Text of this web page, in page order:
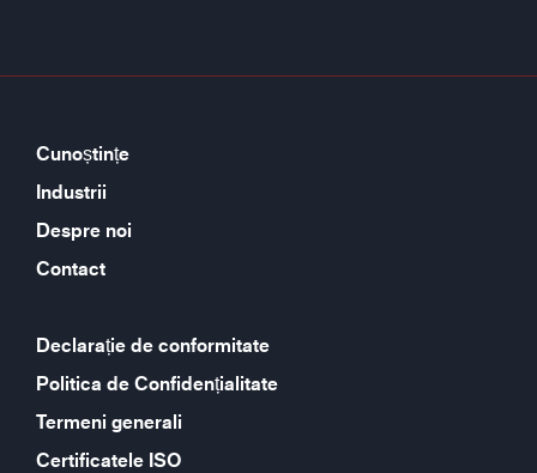
Cunoștințe
Industrii
Despre noi
Contact
Declarație de conformitate
Politica de Confidențialitate
Termeni generali
Certificatele ISO